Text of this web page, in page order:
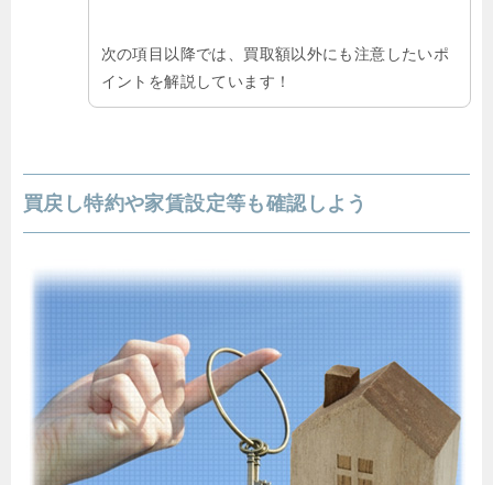
次の項目以降では、買取額以外にも注意したいポ
イントを解説しています！
買戻し特約や家賃設定等も確認しよう